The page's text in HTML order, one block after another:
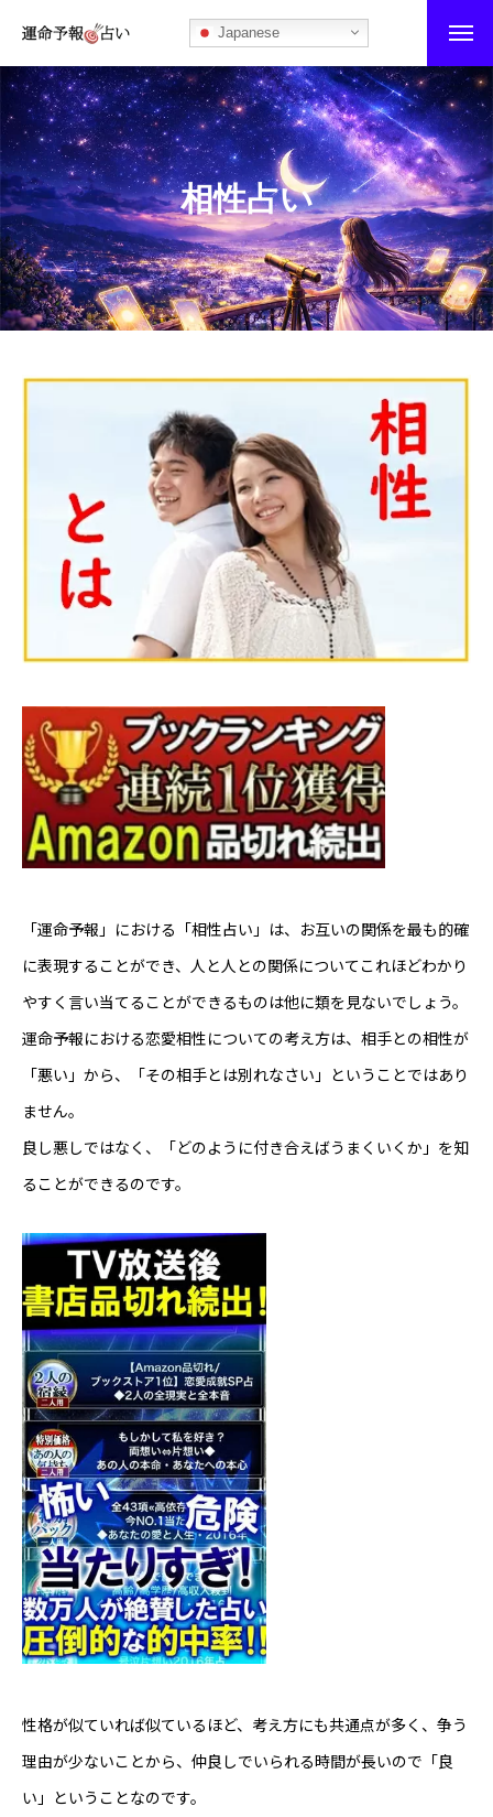
Japanese
運命予報占い
運命予報占いとは
あなたの所属部屋を探そう！
最恐の相性占い
秘伝公開！吉凶カレンダー
芸能界
テニス
社会
テニス四大大会・五輪
テニス四大大会・五輪
鑑定及び出演依頼
YouTube
Online Store
相性占い
「運命予報」における「相性占い」は、お互いの関係を最も的確
に表現することができ、人と人との関係についてこれほどわかり
やすく言い当てることができるものは他に類を見ないでしょう。
運命予報における恋愛相性についての考え方は、相手との相性が
「悪い」から、「その相手とは別れなさい」ということではあり
ません。
良し悪しではなく、「どのように付き合えばうまくいくか」を知
ることができるのです。
性格が似ていれば似ているほど、考え方にも共通点が多く、争う
理由が少ないことから、仲良しでいられる時間が長いので「良
い」ということなのです。